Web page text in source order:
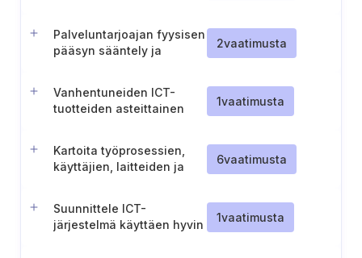
Palveluntarjoajan fyysisen
pääsyn sääntely ja
2vaatimusta
Vanhentuneiden ICT-
tuotteiden asteittainen
1vaatimusta
Kartoita työprosessien,
käyttäjien, laitteiden ja
6vaatimusta
Suunnittele ICT-
järjestelmä käyttäen hyvin
1vaatimusta